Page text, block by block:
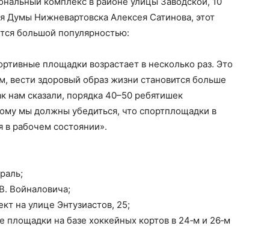
Думы Нижневартовска Алексея Сатинова, этот
большой популярностью:
площадки возрастает в несколько раз. Это
вести здоровый образ жизни становится больше
нам сказали, порядка 40–50 ребятишек
мы должны убедиться, что спортплощадки в
в рабочем состоянии».
Войналовича;
на улице Энтузиастов, 25;
на базе хоккейных кортов в 24‑м и 26‑м